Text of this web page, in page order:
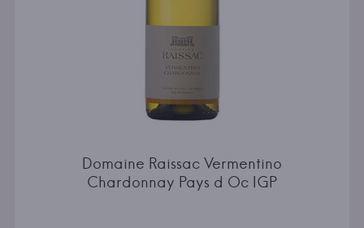
Domaine Raissac Vermentino
Chardonnay Pays d Oc IGP